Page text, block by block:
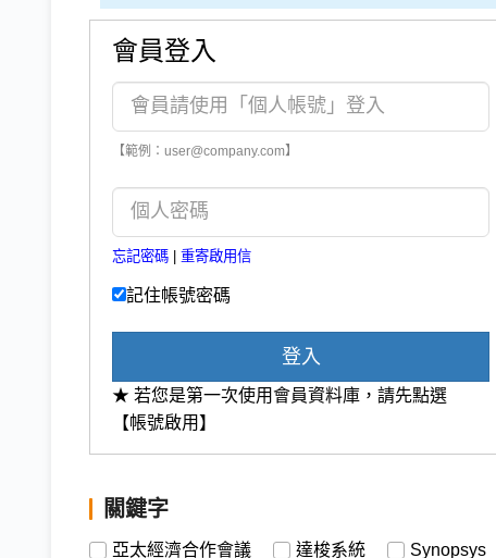
會員登入
【範例：user@company.com】
忘記密碼 | 重寄啟用信
記住帳號密碼
登入
★ 若您是第一次使用會員資料庫，請先點選
【帳號啟用】
關鍵字
亞太經濟合作會議 達梭系統 Synopsys